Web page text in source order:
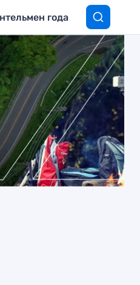
года